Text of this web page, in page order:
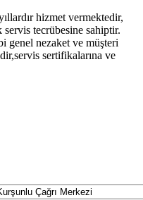
hizmet vermektedir,
servis tecrübesine sahiptir.
genel nezaket ve müşteri
sertifikalarına ve